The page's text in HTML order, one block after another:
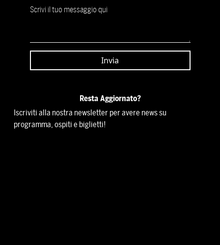
Resta Aggiornato?
Iscriviti alla nostra newsletter per avere news su
programma, ospiti e biglietti!